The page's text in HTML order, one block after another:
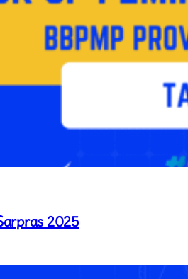
2025